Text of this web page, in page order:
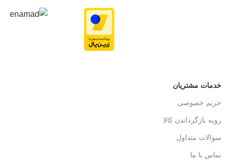
خدمات مشتریان
حریم خصوصی
رویه بازگرداندن کالا
سوالات متداول
تماس با ما